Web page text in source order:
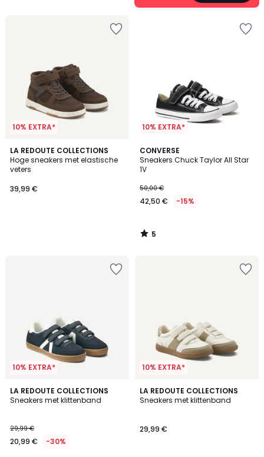
10% EXTRA*
LA REDOUTE COLLECTIONS
Hoge sneakers met elastische
veters
39,99 €
10% EXTRA*
CONVERSE
Sneakers Chuck Taylor All Star
1V
50,00 €
42,50 € -15%
5
/
5
5
/
10% EXTRA*
LA REDOUTE COLLECTIONS
Sneakers met klittenband
29,99 €
20,99 € -30%
1
/
2
Kleuren
10% EXTRA*
LA REDOUTE COLLECTIONS
Sneakers met klittenband
29,99 €